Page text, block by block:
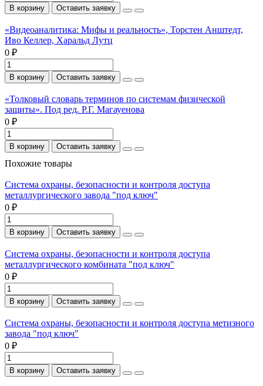
В корзину Оставить заявку
«Видеоаналитика: Мифы и реальность», Торстен Анштедт,
Иво Келлер, Харальд Лутц
0 ₽
В корзину Оставить заявку
«Толковый словарь терминов по системам физической
защиты». Под ред. Р.Г. Магауенова
0 ₽
В корзину Оставить заявку
Похожие товары
Система охраны, безопасности и контроля доступа
металлургического завода "под ключ"
0 ₽
В корзину Оставить заявку
Система охраны, безопасности и контроля доступа
металлургического комбината "под ключ"
0 ₽
В корзину Оставить заявку
Система охраны, безопасности и контроля доступа метизного
завода "под ключ"
0 ₽
В корзину Оставить заявку